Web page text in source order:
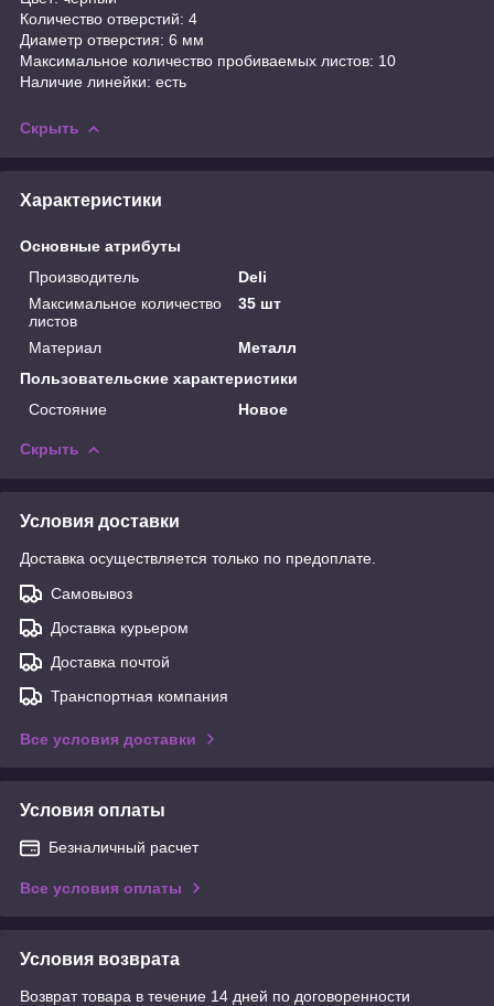
Количество отверстий: 4
Диаметр отверстия: 6 мм
Максимальное количество пробиваемых листов: 10
Наличие линейки: есть
Скрыть
Характеристики
Основные атрибуты
Производитель
Deli
Максимальное количество
листов
35 шт
Материал
Металл
Пользовательские характеристики
Состояние
Новое
Скрыть
Условия доставки
Доставка осуществляется только по предоплате.
Самовывоз
Доставка курьером
Доставка почтой
Транспортная компания
Все условия доставки
Условия оплаты
Безналичный расчет
Все условия оплаты
Условия возврата
Возврат товара в течение 14 дней по договоренности